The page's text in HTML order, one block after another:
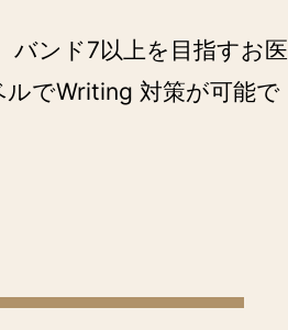
バンド7以上を目指すお医
でWriting 対策が可能で